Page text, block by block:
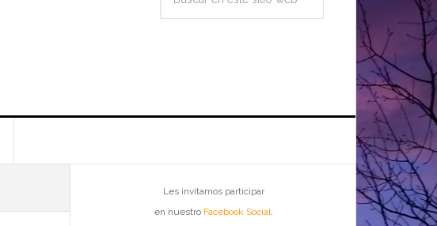
Les invitamos participar
en nuestro Facebook Social.